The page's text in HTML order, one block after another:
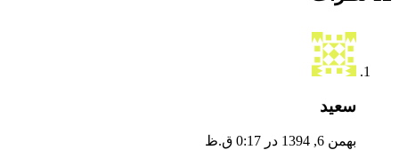
سعید
بهمن 6, 1394 در 0:17 ق.ظ